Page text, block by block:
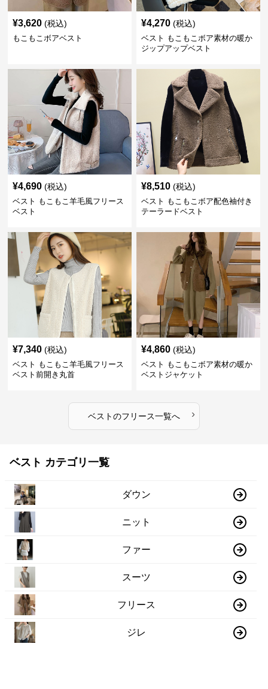
¥3,620 (税込)
もこもこボアベスト
¥4,270 (税込)
ベスト もこもこボア素材の暖か
ジップアップベスト
¥4,690 (税込)
ベスト もこもこ羊毛風フリース
ベスト
¥8,510 (税込)
ベスト もこもこボア配色袖付き
テーラードベスト
¥7,340 (税込)
ベスト もこもこ羊毛風フリース
ベスト前開き丸首
¥4,860 (税込)
ベスト もこもこボア素材の暖か
ベストジャケット
ベストのフリース一覧へ ›
ベスト カテゴリ一覧
ダウン
ニット
ファー
スーツ
フリース
ジレ